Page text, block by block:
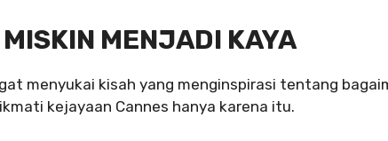
MENJADI KAYA
menyukai kisah yang menginspirasi tentang
kejayaan Cannes hanya karena itu.